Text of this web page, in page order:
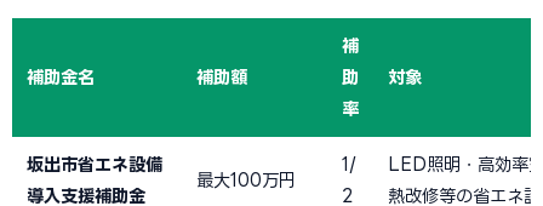
補助金名 補助額
補
助
率
対象
坂出市省エネ設備
導入支援補助金
最大100万円
1/
2
LED照明・高効率
熱改修等の省エネ